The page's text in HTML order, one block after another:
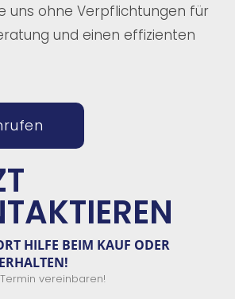
uns ohne Verpflichtungen für
und einen effizienten
HILFE BEIM KAUF ODER
ERHALTEN!
vereinbaren!